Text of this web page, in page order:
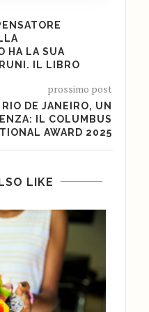
HA LA SUA
IL LIBRO
prossimo post
DE JANEIRO, UN
IL COLUMBUS
AWARD 2025
LIKE